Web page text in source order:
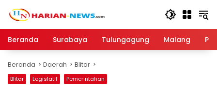
Beranda
Surabaya Tulungagung Malang
Beranda Daerah Blitar
Blitar Legislatif Pemerintahan